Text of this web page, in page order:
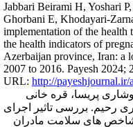
Jabbari Beirami H, Yoshari
Ghorbani E, Khodayari-
implementation of the health
the health indicators of
Azerbaijan province, Iran: a
2007 to 2016. Payesh 2024;
URL: http://
پریسا، قره خانی
رحیم. بررسی تاثیر اجرای
های سلامت مادران